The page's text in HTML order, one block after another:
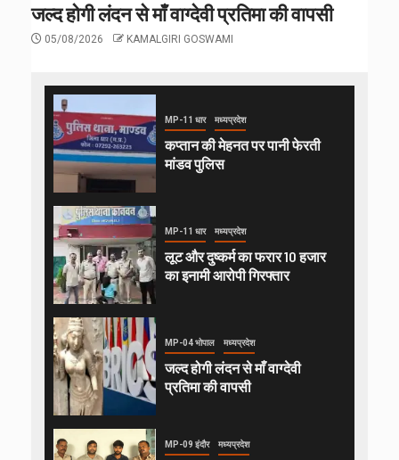
जल्द होगी लंदन से माँ वाग्देवी प्रतिमा की वापसी
05/08/2026 KAMALGIRI GOSWAMI
MP-11 धार मध्यप्रदेश
कप्तान की मेहनत पर पानी फेरती
मांडव पुलिस
MP-11 धार मध्यप्रदेश
लूट और दुष्कर्म का फरार 10 हजार
का इनामी आरोपी गिरफ्तार
MP-04 भोपाल मध्यप्रदेश
जल्द होगी लंदन से माँ वाग्देवी
प्रतिमा की वापसी
MP-09 इंदौर मध्यप्रदेश